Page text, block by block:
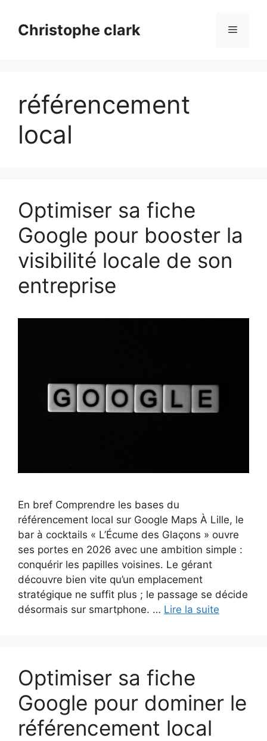
contenuChristophe clark Menu
référencement
local
Optimiser sa fiche
Google pour booster la
visibilité locale de son
entreprise
En bref Comprendre les bases du
référencement local sur Google Maps À Lille, le
bar à cocktails « L’Écume des Glaçons » ouvre
ses portes en 2026 avec une ambition simple :
conquérir les papilles voisines. Le gérant
découvre bien vite qu’un emplacement
stratégique ne suffit plus ; le passage se décide
désormais sur smartphone. … Lire la suite
Optimiser sa fiche
Google pour dominer le
référencement local